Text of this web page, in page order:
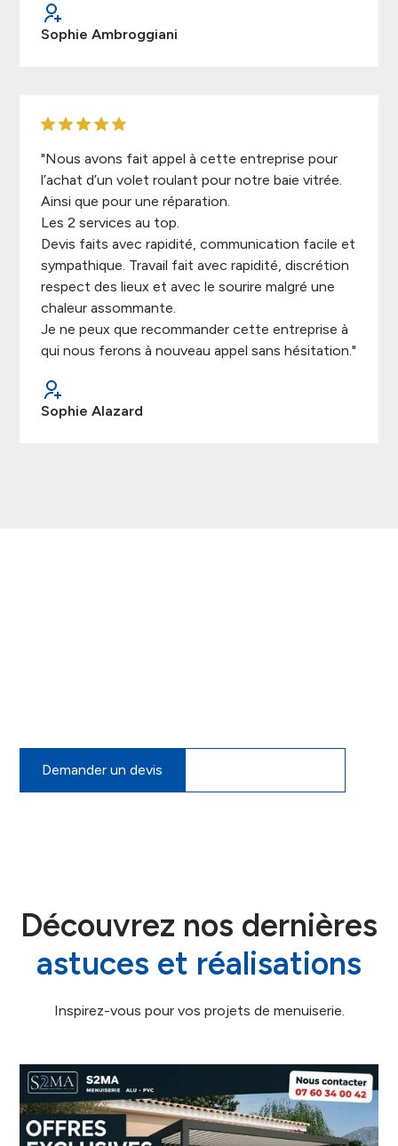
Sophie Ambroggiani
"Nous avons fait appel à cette entreprise pour
l’achat d’un volet roulant pour notre baie vitrée.
Ainsi que pour une réparation.
Les 2 services au top.
Devis faits avec rapidité, communication facile et
sympathique. Travail fait avec rapidité, discrétion
respect des lieux et avec le sourire malgré une
chaleur assommante.
Je ne peux que recommander cette entreprise à
qui nous ferons à nouveau appel sans hésitation."
Sophie Alazard
Demander un devis
Découvrez nos dernières
astuces et réalisations
Inspirez-vous pour vos projets de menuiserie.